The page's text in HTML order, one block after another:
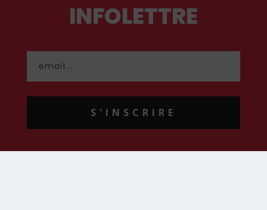
INFOLETTRE
S'INSCRIRE